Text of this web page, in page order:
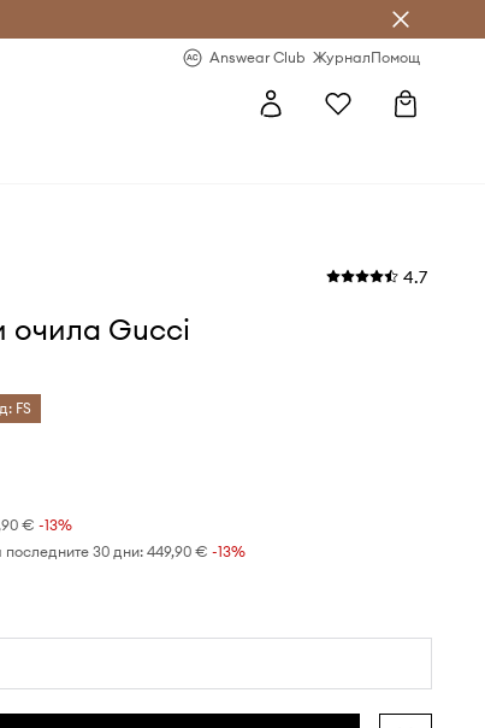
Answear Club ЖурналПомощ
4.7
очила Gucci
FS
€ -13%
30 дни: 449,90 € -13%